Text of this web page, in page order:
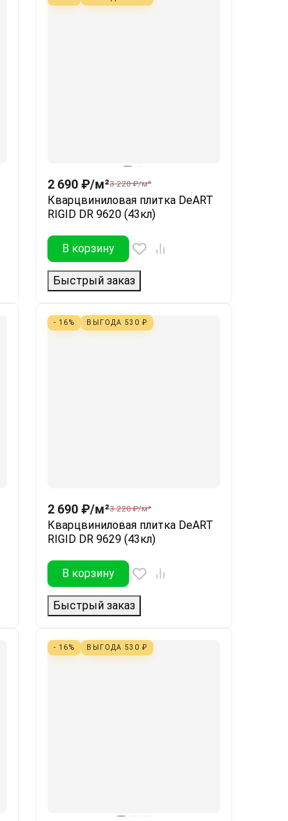
2 690 ₽/м²3 220 ₽/м²
Кварцвиниловая плитка DeART
RIGID DR 9620 (43кл)
В корзину
Быстрый заказ
- 16% ВЫГОДА 530 ₽
2 690 ₽/м²3 220 ₽/м²
Кварцвиниловая плитка DeART
RIGID DR 9629 (43кл)
В корзину
Быстрый заказ
- 16% ВЫГОДА 530 ₽